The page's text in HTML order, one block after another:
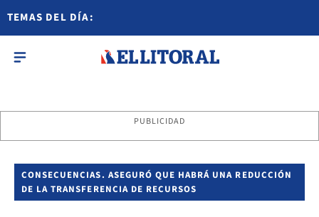
TEMAS DEL DÍA:
PUBLICIDAD
CONSECUENCIAS. ASEGURÓ QUE HABRÁ UNA REDUCCIÓN
DE LA TRANSFERENCIA DE RECURSOS